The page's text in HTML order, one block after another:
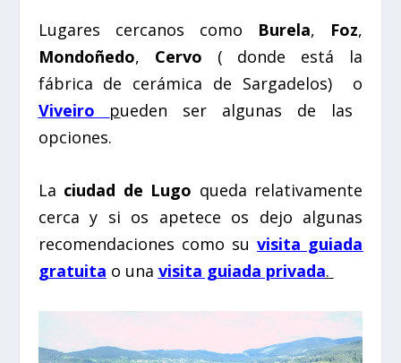
Lugares cercanos como Burela, Foz,
Mondoñedo, Cervo ( donde está la
fábrica de cerámica de Sargadelos)
o
Viveiro
pueden ser algunas de las
opciones.
La ciudad de Lugo queda relativamente
cerca y si os apetece os dejo algunas
recomendaciones como suvisita guiada
gratuita o una visita guiada privada.